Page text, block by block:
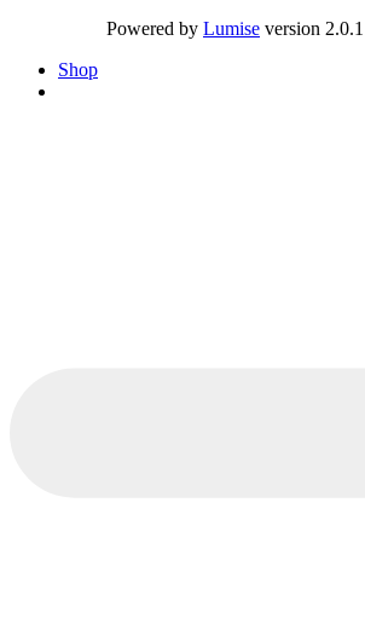
Powered by Lumise version 2.0.1
Shop